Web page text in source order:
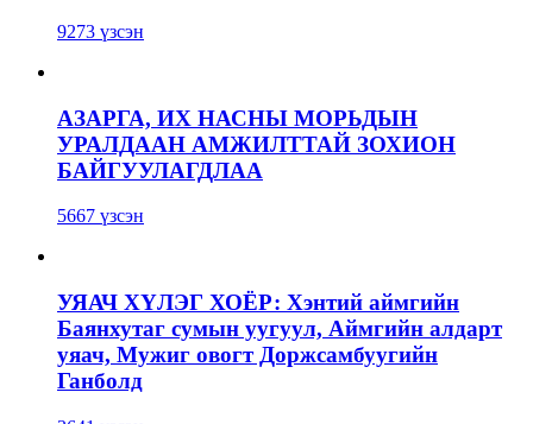
9273 үзсэн
АЗАРГА, ИХ НАСНЫ МОРЬДЫН
УРАЛДААН АМЖИЛТТАЙ ЗОХИОН
БАЙГУУЛАГДЛАА
5667 үзсэн
УЯАЧ ХҮЛЭГ ХОЁР: Хэнтий аймгийн
Баянхутаг сумын уугуул, Аймгийн алдарт
уяач, Мужиг овогт Доржсамбуугийн
Ганболд